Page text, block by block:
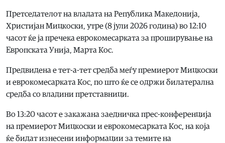
Претседателот на владата на Република Македонија,
Христијан Мицкоски, утре (8 јули 2026 година) во 12:10
часот ќе ја пречека еврокомесарката за проширување на
Европската Унија, Марта Кос.
Предвидена е тет-а-тет средба меѓу премиерот Мицкоски
и еврокомесарката Кос, по што ќе се одржи билатерална
средба со владини претставници.
Во 13:20 часот е закажана заедничка прес-конференција
на премиерот Мицкоски и еврокомесарката Кос, на која
ќе бидат изнесени информации за темите на